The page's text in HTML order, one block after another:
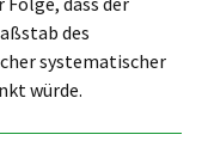
des
systematischer
würde.